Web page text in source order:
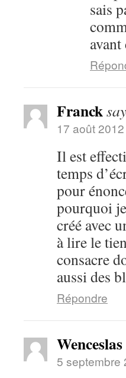
sais
Franck
17 août
Il est
temps
pour
pourquoi
créé avec
à lire le
consacre
aussi des
Répondre
Wenceslas
5 septembre